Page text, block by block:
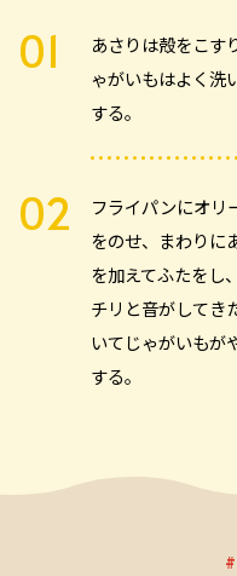
あさりは殻をこす
ゃがいもはよく洗
する。
フライパンにオリ
をのせ、まわりに
を加えてふたをし
チリと音がしてき
いてじゃがいもが
する。